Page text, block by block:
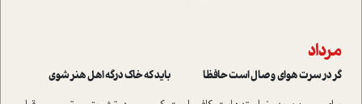
مرداد
گر در سرت هوای وصال است حافظا باید که خاک درگه اهل هنر شوی